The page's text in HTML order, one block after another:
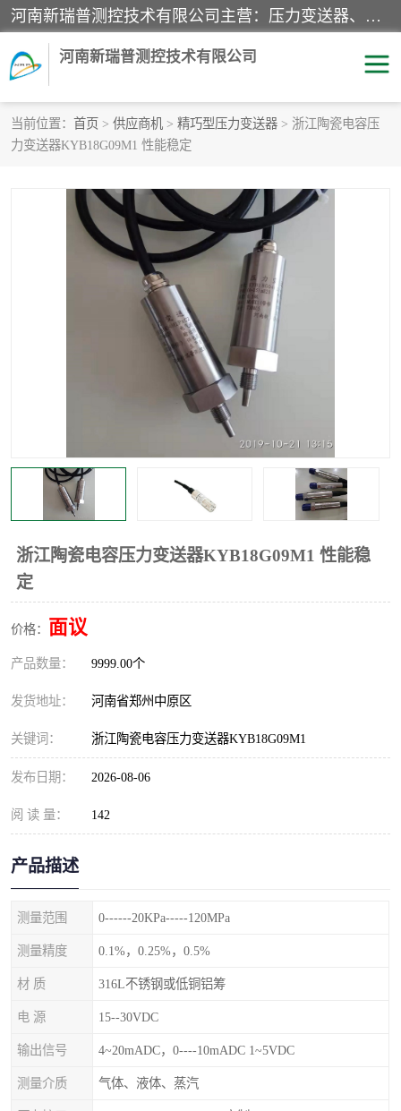
河南新瑞普测控技术有限公司主营：压力变送器、液位变送器、差压变送器、雷达料位计、电容物位计、温度显示控制仪表、电量变送器、流量计、工业自动化系统成套设备。
河南新瑞普测控技术有限公司
当前位置： 首页 > 供应商机 > 精巧型压力变送器 > 浙江陶瓷电容压
力变送器KYB18G09M1 性能稳定
浙江陶瓷电容压力变送器KYB18G09M1 性能稳
定
价格： 面议
产品数量： 9999.00个
发货地址： 河南省郑州中原区
关键词： 浙江陶瓷电容压力变送器KYB18G09M1
发布日期： 2026-08-06
阅 读 量： 142
产品描述
测量范围 0------20KPa-----120MPa
测量精度 0.1%，0.25%，0.5%
材 质 316L不锈钢或低铜铝筹
电 源 15--30VDC
输出信号 4~20mADC，0----10mADC 1~5VDC
测量介质 气体、液体、蒸汽
霍尼韦尔压力变送器
1151/3351产品分类 精巧型压力变送器
液位变送器 雷达料位计
标准型工业压力变送器 罐旁显示仪
温度传感器变送器
电容物位计
电量变送器
流量计 工业自动化系统成套设备